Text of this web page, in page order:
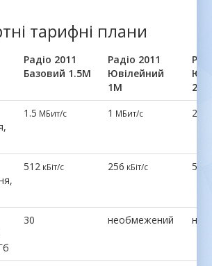
тарифні плани
Радіо 2011
Базовий 1.5М
Радіо 2011
Ювілейний
1М
2М
1.5 МБит/с 1 МБит/с 2
512 кБіт/с 256 кБіт/с 512
30 необмежений